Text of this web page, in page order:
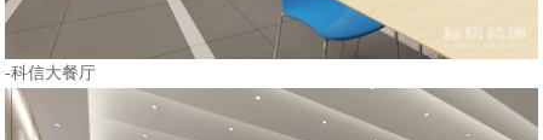
-科信大餐厅